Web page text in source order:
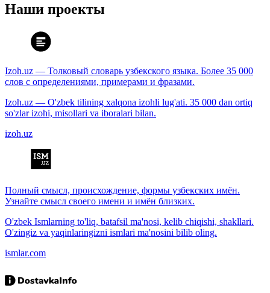
Наши проекты
Izoh.uz — Толковый словарь узбекского языка. Более 35 000
слов с определениями, примерами и фразами.
Izoh.uz — O'zbek tilining xalqona izohli lug'ati. 35 000 dan ortiq
so'zlar izohi, misollari va iboralari bilan.
izoh.uz
Полный смысл, происхождение, формы узбекских имён.
Узнайте смысл своего имени и имён близких.
O'zbek Ismlarning to'liq, batafsil ma'nosi, kelib chiqishi, shakllari.
O'zingiz va yaqinlaringizni ismlari ma'nosini bilib oling.
ismlar.com